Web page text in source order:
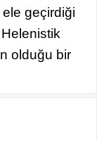
ele geçirdiği
Helenistik
olduğu bir